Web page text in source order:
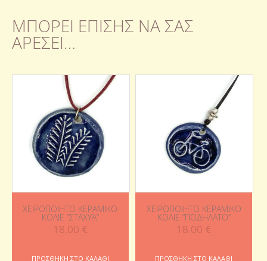
ΜΠΟΡΕΊ ΕΠΊΣΗΣ ΝΑ ΣΑΣ
ΑΡΈΣΕΙ…
ΧΕΙΡΟΠΟΊΗΤΟ ΚΕΡΑΜΙΚΌ
ΚΟΛΙΈ “ΣΤΆΧΥΑ”
18.00 €
ΠΡΟΣΘΉΚΗ ΣΤΟ ΚΑΛΆΘΙ
ΧΕΙΡΟΠΟΊΗΤΟ ΚΕΡΑΜΙΚΌ
ΚΟΛΙΈ “ΠΟΔΉΛΑΤΟ”
18.00 €
ΠΡΟΣΘΉΚΗ ΣΤΟ ΚΑΛΆΘΙ